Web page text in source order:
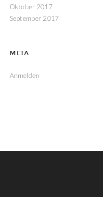
Oktober 2017
September 2017
META
Anmelden